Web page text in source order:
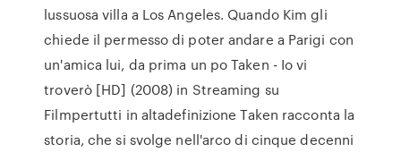
lussuosa villa a Los Angeles. Quando Kim gli
chiede il permesso di poter andare a Parigi con
un'amica lui, da prima un po Taken - Io vi
troverò [HD] (2008) in Streaming su
Filmpertutti in altadefinizione Taken racconta la
storia, che si svolge nell'arco di cinque decenni